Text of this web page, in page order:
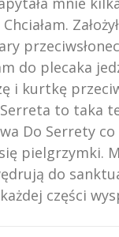
do plecaka
i kurtkę
to taka
Do Serrety
pielgrzymki.
do
części